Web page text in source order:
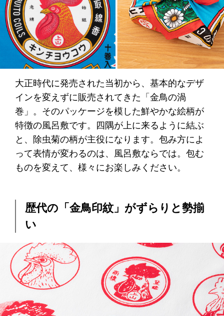
大正時代に発売された当初から、基本的なデザ
インを変えずに販売されてきた「金鳥の渦
巻」。そのパッケージを模した鮮やかな絵柄が
特徴の風呂敷です。四隅が上に来るように結ぶ
と、除虫菊の柄が主役になります。包み方によ
って表情が変わるのは、風呂敷ならでは。包む
ものを変えて、様々にお楽しみください。
歴代の「金鳥印紋」がずらりと勢揃
い